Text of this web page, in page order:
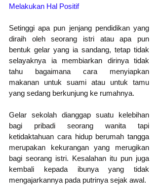
Melakukan Hal Positif
Setinggi apa pun jenjang pendidikan yang
diraih oleh seorang istri atau apa pun
bentuk gelar yang ia sandang, tetap tidak
selayaknya ia membiarkan dirinya tidak
tahu bagaimana cara menyiapkan
makanan untuk suami atau untuk tamu
yang sedang berkunjung ke rumahnya.
Gelar sekolah dianggap suatu kelebihan
bagi pribadi seorang wanita tapi
ketidaktahuan cara hidup berumah tangga
merupakan kekurangan yang merugikan
bagi seorang istri. Kesalahan itu pun juga
kembali kepada ibunya yang tidak
mengajarkannya pada putrinya sejak awal.